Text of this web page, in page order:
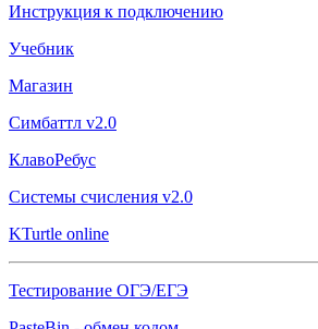
Инструкция к подключению
Учебник
Магазин
Симбаттл v2.0
КлавоРебус
Системы счисления v2.0
KTurtle online
Тестирование ОГЭ/ЕГЭ